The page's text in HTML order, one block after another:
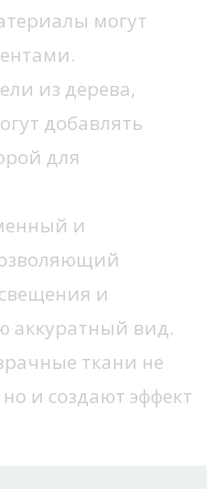
могут
из дерева,
добавлять
для
и
и
вид.
ткани не
и создают эффект